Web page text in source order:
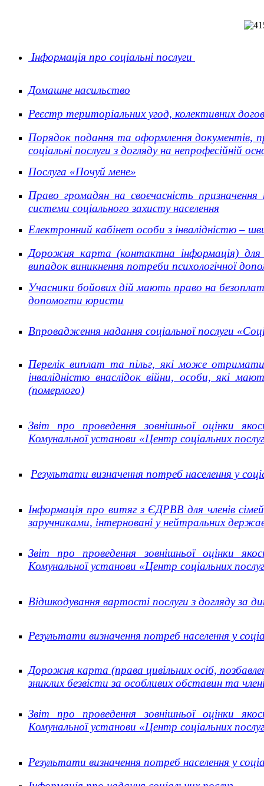
Інформація про соціальні послуги
Домашне насильство
Реєстр територіальних угод, колективних
Порядок подання та оформлення документів,
соціальні послуги з догляду на непрофесійній
Послуга «Почуй мене»
Право громадян на своєчасність
системи соціального захисту населення
Електронний кабінет особи з інвалідністю –
Дорожня карта (контактна інформація)
випадок виникнення потреби психологічної
Учасники бойових дій мають право на
допомогти юристи
Впровадження надання соціальної послуги
Перелік виплат та пільг, які може отримати
інвалідністю внаслідок війни, особи, які
(померлого)
Звіт про проведення зовнішньої оцінки
Комунальної установи «Центр соціальних
Результати визначення потреб населення у
Інформація про витяг з ЄДРВВ для членів сімей
заручниками, інтерновані у нейтральних
Звіт про проведення зовнішньої оцінки
Комунальної установи «Центр соціальних
Відшкодування вартості послуги з догляду за
Результати визначення потреб населення у
Дорожня карта (права цивільних осіб,
зниклих безвісти за особливих обставин та
Звіт про проведення зовнішньої оцінки
Комунальної установи «Центр соціальних
Результати визначення потреб населення у